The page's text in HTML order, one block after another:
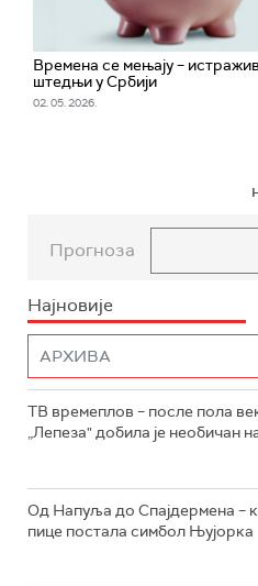
Времена се мењају –
штедњи у Србији
02. 05. 2026.
Прогноза
Најновије
ТВ времеплов – после пола
„Лепеза" добила је необичан
Од Напуља до Спајдермена –
пице постала симбол Њујорка